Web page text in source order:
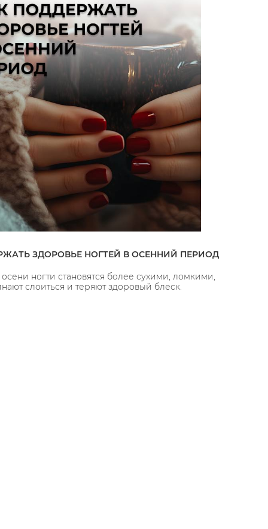
ЗДОРОВЬЕ НОГТЕЙ В ОСЕННИЙ ПЕРИОД
ногти становятся более сухими, ломкими,
слоиться и теряют здоровый блеск.